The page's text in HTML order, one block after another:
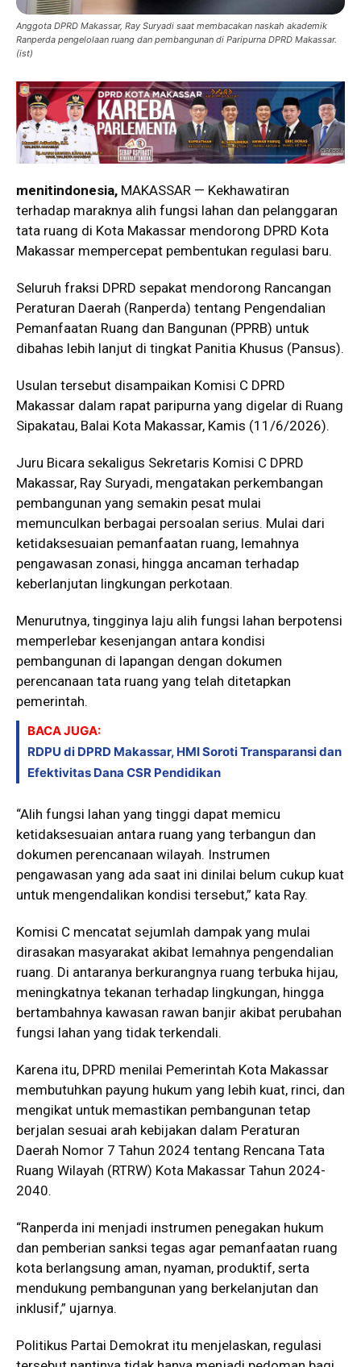
Anggota DPRD Makassar, Ray Suryadi saat membacakan naskah akademik
Ranperda pengelolaan ruang dan pembangunan di Paripurna DPRD Makassar.
(ist)
menitindonesia, MAKASSAR — Kekhawatiran
terhadap maraknya alih fungsi lahan dan pelanggaran
tata ruang di Kota Makassar mendorong DPRD Kota
Makassar mempercepat pembentukan regulasi baru.
Seluruh fraksi DPRD sepakat mendorong Rancangan
Peraturan Daerah (Ranperda) tentang Pengendalian
Pemanfaatan Ruang dan Bangunan (PPRB) untuk
dibahas lebih lanjut di tingkat Panitia Khusus (Pansus).
Usulan tersebut disampaikan Komisi C DPRD
Makassar dalam rapat paripurna yang digelar di Ruang
Sipakatau, Balai Kota Makassar, Kamis (11/6/2026).
Juru Bicara sekaligus Sekretaris Komisi C DPRD
Makassar, Ray Suryadi, mengatakan perkembangan
pembangunan yang semakin pesat mulai
memunculkan berbagai persoalan serius. Mulai dari
ketidaksesuaian pemanfaatan ruang, lemahnya
pengawasan zonasi, hingga ancaman terhadap
keberlanjutan lingkungan perkotaan.
Menurutnya, tingginya laju alih fungsi lahan berpotensi
memperlebar kesenjangan antara kondisi
pembangunan di lapangan dengan dokumen
perencanaan tata ruang yang telah ditetapkan
pemerintah.
BACA JUGA:
RDPU di DPRD Makassar, HMI Soroti Transparansi dan
Efektivitas Dana CSR Pendidikan
“Alih fungsi lahan yang tinggi dapat memicu
ketidaksesuaian antara ruang yang terbangun dan
dokumen perencanaan wilayah. Instrumen
pengawasan yang ada saat ini dinilai belum cukup kuat
untuk mengendalikan kondisi tersebut,” kata Ray.
Komisi C mencatat sejumlah dampak yang mulai
dirasakan masyarakat akibat lemahnya pengendalian
ruang. Di antaranya berkurangnya ruang terbuka hijau,
meningkatnya tekanan terhadap lingkungan, hingga
bertambahnya kawasan rawan banjir akibat perubahan
fungsi lahan yang tidak terkendali.
Karena itu, DPRD menilai Pemerintah Kota Makassar
membutuhkan payung hukum yang lebih kuat, rinci, dan
mengikat untuk memastikan pembangunan tetap
berjalan sesuai arah kebijakan dalam Peraturan
Daerah Nomor 7 Tahun 2024 tentang Rencana Tata
Ruang Wilayah (RTRW) Kota Makassar Tahun 2024-
2040.
“Ranperda ini menjadi instrumen penegakan hukum
dan pemberian sanksi tegas agar pemanfaatan ruang
kota berlangsung aman, nyaman, produktif, serta
mendukung pembangunan yang berkelanjutan dan
inklusif,” ujarnya.
Politikus Partai Demokrat itu menjelaskan, regulasi